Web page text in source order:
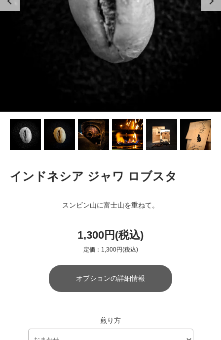
インドネシア ジャワ ロブスタ
スンビン山に富士山を重ねて。
1,300円(税込)
定価：1,300円(税込)
オプションの詳細情報
煎り方